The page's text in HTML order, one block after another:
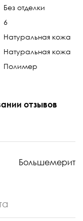
Без отделки
6
Натуральная кожа
Натуральная кожа
Полимер
отзывов
Большемерит